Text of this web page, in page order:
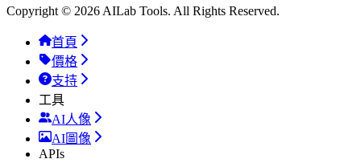
Copyright © 2026 AILab Tools. All Rights Reserved.
首頁
價格
支持
工具
AI人像
AI圖像
APIs